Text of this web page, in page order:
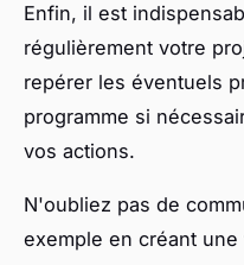
Enfin, il est
régulièrement votre
repérer les éventuels
programme si
vos actions.
N'oubliez pas de
exemple en créant une